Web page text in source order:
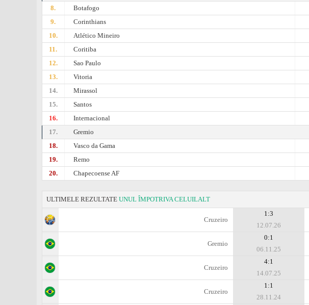
8.
Botafogo
9.
Corinthians
10.
Atlético Mineiro
11.
Coritiba
12.
Sao Paulo
13.
Vitoria
14.
Mirassol
15.
Santos
16.
Internacional
17.
Gremio
18.
Vasco da Gama
19.
Remo
20.
Chapecoense AF
ULTIMELE REZULTATE UNUL ÎMPOTRIVA CELUILALT
Cruzeiro
1:3
12.07.26
Gremio
0:1
06.11.25
Cruzeiro
4:1
14.07.25
Cruzeiro
1:1
28.11.24